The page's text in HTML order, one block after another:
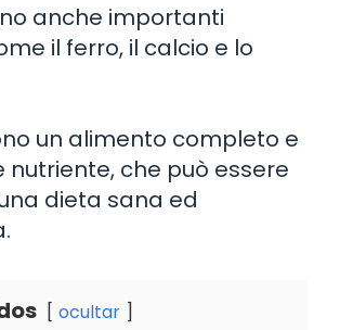
anche importanti
il ferro, il calcio e lo
un alimento completo e
che può essere
dieta sana ed
ocultar